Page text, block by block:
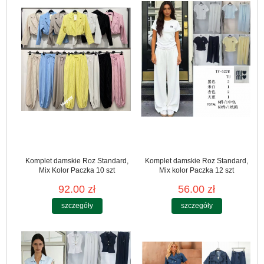
Komplet damskie Roz Standard,
Mix Kolor Paczka 10 szt
92.00 zł
szczegóły
Komplet damskie Roz Standard,
Mix kolor Paczka 12 szt
56.00 zł
szczegóły